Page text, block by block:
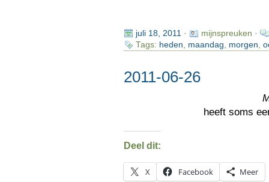
juli 18, 2011 ·
mijnspreuken ·
Tags: heden maandag morgen
2011-06-26
heeft soms
Deel dit:
X Facebook Meer